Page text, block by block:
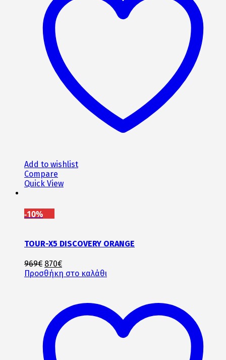
Add to wishlist
Compare
Quick View
-10%
TOUR-X5 DISCOVERY ORANGE
969€ Original
price
870€Η
τρέχουσα
870€.
Προσθήκη στο καλάθι